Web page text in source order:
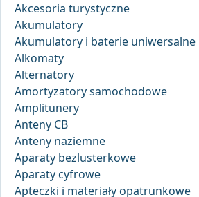
Akcesoria turystyczne
Akumulatory
Akumulatory i baterie uniwersalne
Alkomaty
Alternatory
Amortyzatory samochodowe
Amplitunery
Anteny CB
Anteny naziemne
Aparaty bezlusterkowe
Aparaty cyfrowe
Apteczki i materiały opatrunkowe